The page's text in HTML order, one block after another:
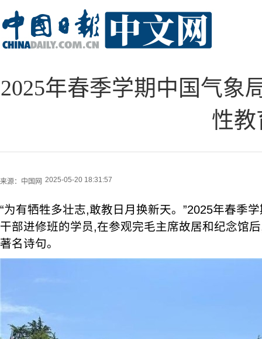
2025年春季学期中国气象
性
来源： 中国网 2025-05-20 18:31:57
“为有牺牲多壮志,敢教日月换新天。”2025年春季
干部进修班的学员,在参观完毛主席故居和纪念馆
著名诗句。